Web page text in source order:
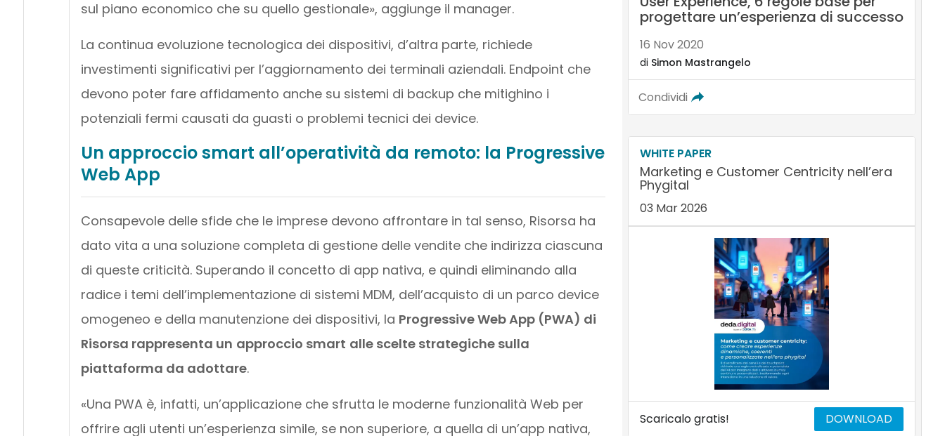
sul piano economico che su quello gestionale», aggiunge il manager.
La continua evoluzione tecnologica dei dispositivi, d’altra parte, richiede
investimenti significativi per l’aggiornamento dei terminali aziendali. Endpoint che
devono poter fare affidamento anche su sistemi di backup che mitighino i
potenziali fermi causati da guasti o problemi tecnici dei device.
Un approccio smart all’operatività da remoto: la Progressive
Web App
Consapevole delle sfide che le imprese devono affrontare in tal senso, Risorsa ha
dato vita a una soluzione completa di gestione delle vendite che indirizza ciascuna
di queste criticità. Superando il concetto di app nativa, e quindi eliminando alla
radice i temi dell’implementazione di sistemi MDM, dell’acquisto di un parco device
omogeneo e della manutenzione dei dispositivi, la Progressive Web App (PWA) di
Risorsa rappresenta un approccio smart alle scelte strategiche sulla
piattaforma da adottare.
«Una PWA è, infatti, un’applicazione che sfrutta le moderne funzionalità Web per
offrire agli utenti un’esperienza simile, se non superiore, a quella di un’app nativa,
progettare un’esperienza di successo
16 Nov 2020
di Simon Mastrangelo
Condividi
WHITE PAPER
Marketing e Customer Centricity nell’era
Phygital
03 Mar 2026
Scaricalo gratis! DOWNLOAD